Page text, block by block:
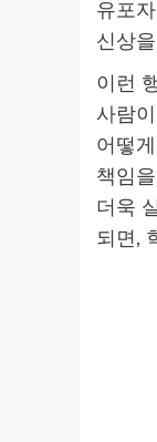
유포
신상
이런
사람
어떻
책임
더욱
되면,